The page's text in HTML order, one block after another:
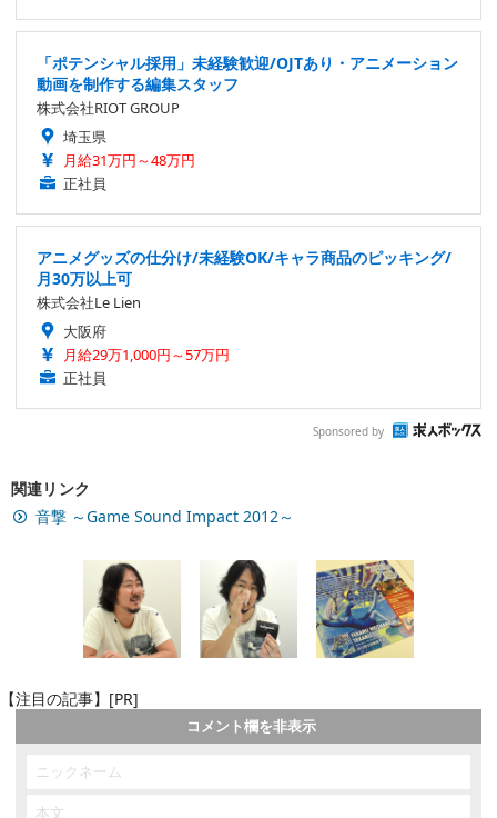
「ポテンシャル採用」未経験歓迎/OJTあり・アニメーション
動画を制作する編集スタッフ
株式会社RIOT GROUP
埼玉県
月給31万円～48万円
正社員
アニメグッズの仕分け/未経験OK/キャラ商品のピッキング/
月30万以上可
株式会社Le Lien
大阪府
月給29万1,000円～57万円
正社員
Sponsored by
関連リンク
音撃 ～Game Sound Impact 2012～
【注目の記事】[PR]
コメント欄を非表示